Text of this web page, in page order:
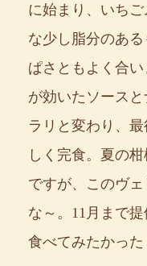
に始まり、いち
な少し脂分のあ
ぱさともよく合
が効いたソース
ラリと変わり、
しく完食。夏の
ですが、このヴ
な～。11月まで
食べてみたかった